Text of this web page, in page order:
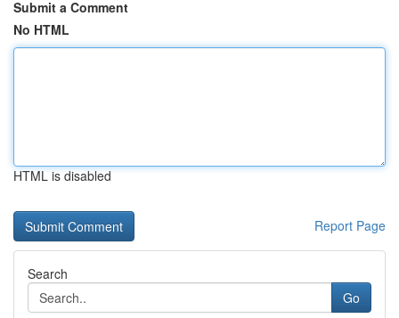
Submit a Comment
No HTML
HTML is disabled
Report Page
Search
Go